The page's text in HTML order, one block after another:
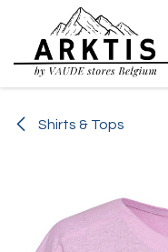
Overslaan naar inhoud
Shirts & Tops